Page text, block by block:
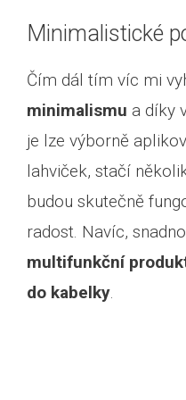
Minimalistické
Čím dál tím víc mi
minimalismu a díky
je lze výborně
lahviček, stačí
budou skutečně
radost. Navíc,
multifunkční
do kabelky